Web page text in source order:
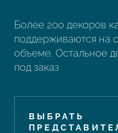
Более 200 декоров
поддерживаются на
объеме. Остальное
под заказ
ВЫБРАТЬ